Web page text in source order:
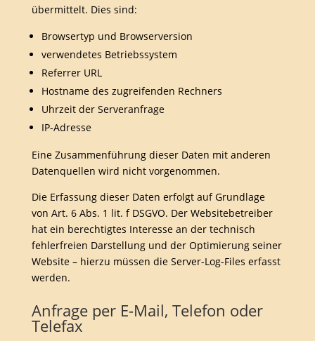
übermittelt. Dies sind:
Browsertyp und Browserversion
verwendetes Betriebssystem
Referrer URL
Hostname des zugreifenden Rechners
Uhrzeit der Serveranfrage
IP-Adresse
Eine Zusammenführung dieser Daten mit anderen
Datenquellen wird nicht vorgenommen.
Die Erfassung dieser Daten erfolgt auf Grundlage
von Art. 6 Abs. 1 lit. f DSGVO. Der Websitebetreiber
hat ein berechtigtes Interesse an der technisch
fehlerfreien Darstellung und der Optimierung seiner
Website – hierzu müssen die Server-Log-Files erfasst
werden.
Anfrage per E-Mail, Telefon oder
Telefax